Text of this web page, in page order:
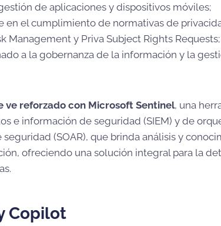
de aplicaciones y dispositivos móviles;
en el cumplimiento de normativas de
Management y Priva Subject Rights
a la gobernanza de la información y la
ve reforzado con Microsoft Sentinel, una
e información de seguridad (SIEM) y de
(SOAR), que brinda análisis y
ofreciendo una solución integral para la
Copilot